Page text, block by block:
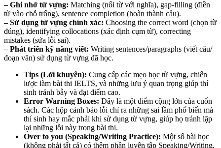
– Ghi nhớ từ vựng: Matching (nối từ với nghĩa), gap-filling (điền
từ vào chỗ trống), sentence completion (hoàn thành câu).
– Sử dụng từ vựng chính xác: Choosing the correct word (chọn từ
đúng), identifying collocations (xác định cụm từ), correcting
mistakes (sửa lỗi sai).
– Phát triển kỹ năng viết: Writing sentences/paragraphs (viết câu/
đoạn văn) sử dụng từ vựng đã học.
Tips (Lời khuyên): Cung cấp các mẹo học từ vựng, chiến
lược làm bài thi IELTS, và những lưu ý quan trọng giúp thí
sinh tránh bẫy và đạt điểm cao.
Error Warning Boxes: Đây là một điểm cộng lớn của cuốn
sách. Các hộp cảnh báo lỗi chỉ ra những sai lầm phổ biến mà
thí sinh hay mắc phải khi sử dụng từ vựng, giúp họ tránh lặp
lại những lỗi này trong bài thi.
Over to you (Speaking/Writing Practice): Một số bài học
(không phải tất cả) có thêm phần luyện tập Speaking/Writing,